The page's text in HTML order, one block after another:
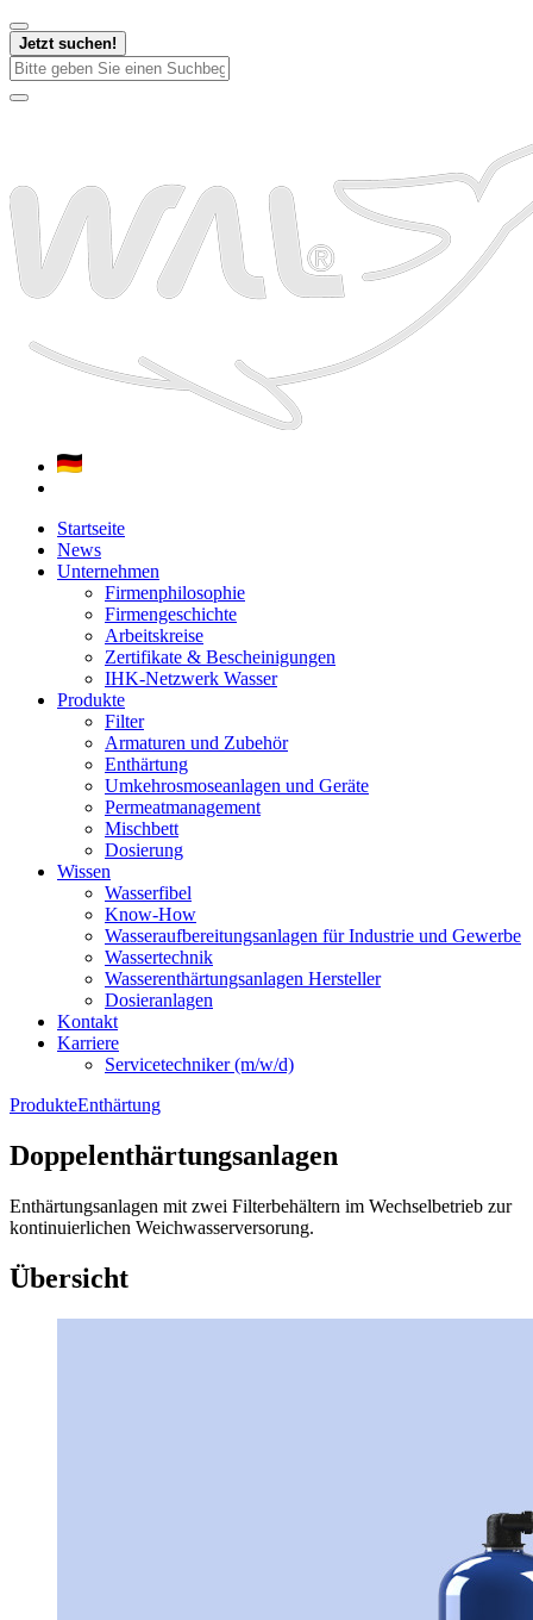
Jetzt suchen!
Startseite
News
Unternehmen
Firmenphilosophie
Firmengeschichte
Arbeitskreise
Zertifikate & Bescheinigungen
IHK-Netzwerk Wasser
Produkte
Filter
Armaturen und Zubehör
Enthärtung
Umkehrosmoseanlagen und Geräte
Permeatmanagement
Mischbett
Dosierung
Wissen
Wasserfibel
Know-How
Wasseraufbereitungsanlagen für Industrie und Gewerbe
Wassertechnik
Wasserenthärtungsanlagen Hersteller
Dosieranlagen
Kontakt
Karriere
Servicetechniker (m/w/d)
ProdukteEnthärtung
Doppelenthärtungsanlagen
Enthärtungsanlagen mit zwei Filterbehältern im Wechselbetrieb zur
kontinuierlichen Weichwasserversorung.
Übersicht